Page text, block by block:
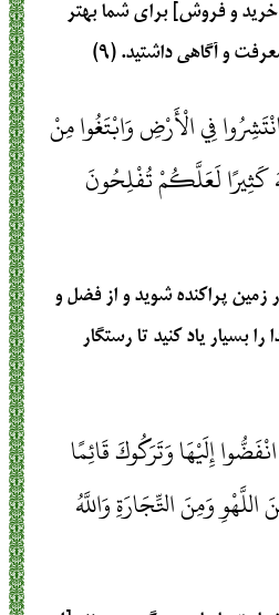
خرید و فروش] برای شما بهتر
و آگاهی داشتید. (۹)
فِي الْأَرْضِ وَابْتَغُوا مِنْ
كَثِيرًا لَعَلَّكُمْ تُفْلِحُونَ
زمین پراکنده شوید و از فضل و
بسیار یاد کنید تا رستگار
إِلَيْهَا وَتَرَكُوكَ قَائِمًا
وَمِنَ التِّجَارَةِ وَاللَّهُ